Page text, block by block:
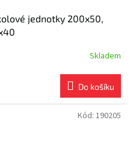
jednotky 200x50,
Skladem
Do košíku
Kód: 190205